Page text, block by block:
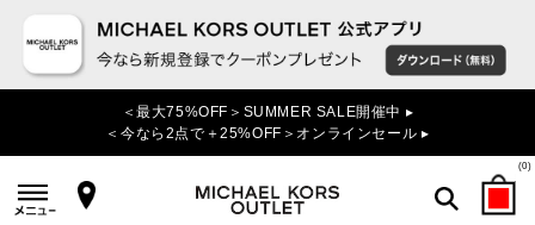
＜最大75%OFF＞SUMMER SALE開催中 ▸
＜今なら2点で＋25%OFF＞オンラインセール ▸
(0)